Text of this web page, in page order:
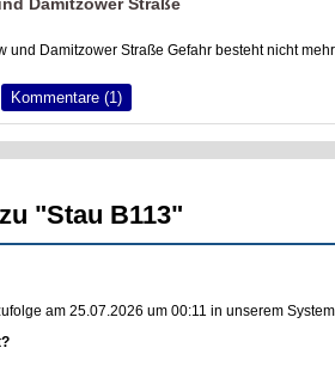
Damitzower Straße Gefahr besteht nicht mehr
Kommentare (1)
"Stau B113"
am 25.07.2026 um 00:11 in unserem